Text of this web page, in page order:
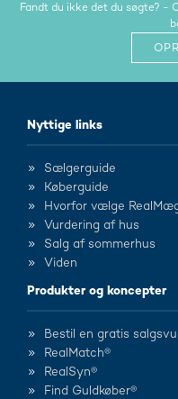
Fandt du ikke det du søgte? -
Nyttige links
Sælgerguide
Køberguide
Hvorfor vælge
Vurdering af hus
Salg af sommerhus
Viden
Produkter og koncepter
Bestil en gratis
RealMatch®
RealSyn®
Find Guldkøber®